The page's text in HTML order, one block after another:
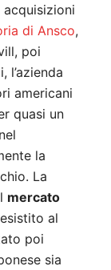
di Ansco,
poi
l’azienda
americani
quasi un
la
La
mercato
al
poi
sia